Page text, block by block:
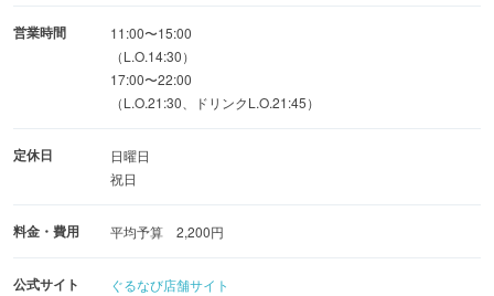
堺筋本町駅から徒歩３分ですがわかりづらい時はお気軽
にお問い合わせ下さい。
営業時間
11:00〜15:00
（L.O.14:30）
17:00〜22:00
（L.O.21:30、ドリンクL.O.21:45）
定休日
日曜日
祝日
料金・費用 平均予算 2,200円
公式サイト ぐるなび店舗サイト